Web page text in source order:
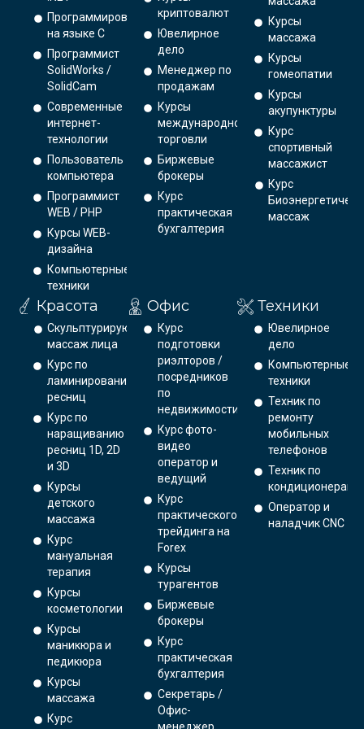
Программирование
на языке С
Программист
SolidWorks /
SolidCam
Современные
интернет-
технологии
Пользователь
компьютера
Программист
WEB / PHP
Курсы WEB-
дизайна
Компьютерные
техники
криптовалют
Ювелирное
дело
Менеджер по
продажам
Курсы
международной
торговли
Биржевые
брокеры
Курс
практическая
бухгалтерия
Курсы
массажа
Курсы
гомеопатии
Курсы
акупунктуры
Курс
спортивный
массажист
Курс
массаж
Красота
Скульптурирующий
массаж лица
Курс по
ламинированию
ресниц
Курс по
наращиванию
ресниц 1D, 2D
и 3D
Курсы
детского
массажа
Курс
мануальная
терапия
Курсы
косметологии
Курсы
маникюра и
педикюра
Курсы
массажа
Курс
Офис
Курс
подготовки
риэлторов /
посредников
по
недвижимости
Курс фото-
видео
оператор и
ведущий
Курс
практического
трейдинга на
Forex
Курсы
турагентов
Биржевые
брокеры
Курс
практическая
бухгалтерия
Секретарь /
Офис-
Техники
Ювелирное
дело
Компьютерные
техники
Техник по
ремонту
мобильных
телефонов
Техник по
кондиционерам
Оператор и
наладчик CNC